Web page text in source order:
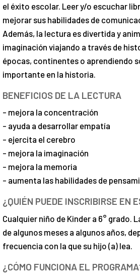
el éxito escolar. Leer y/o escuchar
mejorar sus habilidades de
Además, la lectura es divertida y
imaginación viajando a través de
épocas, continentes o aprendiendo
importante en la historia.
BENEFICIOS DE LA LECTURA
- mejora la concentración
- ayuda a desarrollar empatía
- ejercita el cerebro
- mejora la imaginación
- mejora la memoria
- aumenta las habilidades de
¿QUIÉN PUEDE INSCRIBIRSE EN
Cualquier niño de Kinder a 6° grado.
de algunos meses a algunos años,
frecuencia con la que su hijo (a) lea.
¿CÓMO FUNCIONA EL